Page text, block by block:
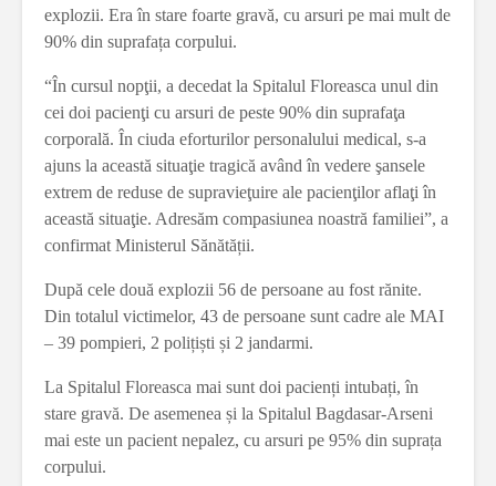
explozii. Era în stare foarte gravă, cu arsuri pe mai mult de
90% din suprafața corpului.
“În cursul nopţii, a decedat la Spitalul Floreasca unul din
cei doi pacienţi cu arsuri de peste 90% din suprafaţa
corporală. În ciuda eforturilor personalului medical, s-a
ajuns la această situaţie tragică având în vedere şansele
extrem de reduse de supravieţuire ale pacienţilor aflaţi în
această situaţie. Adresăm compasiunea noastră familiei”, a
confirmat Ministerul Sănătății.
După cele două explozii 56 de persoane au fost rănite.
Din totalul victimelor, 43 de persoane sunt cadre ale MAI
– 39 pompieri, 2 polițiști și 2 jandarmi.
La Spitalul Floreasca mai sunt doi pacienți intubați, în
stare gravă. De asemenea și la Spitalul Bagdasar-Arseni
mai este un pacient nepalez, cu arsuri pe 95% din suprața
corpului.